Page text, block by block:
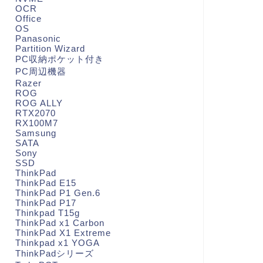
OCR
Office
OS
Panasonic
Partition Wizard
PC収納ポケット付き
PC周辺機器
Razer
ROG
ROG ALLY
RTX2070
RX100M7
Samsung
SATA
Sony
SSD
ThinkPad
ThinkPad E15
ThinkPad P1 Gen.6
ThinkPad P17
Thinkpad T15g
ThinkPad x1 Carbon
ThinkPad X1 Extreme
Thinkpad x1 YOGA
ThinkPadシリーズ